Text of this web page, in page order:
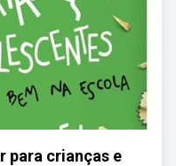
para crianças e